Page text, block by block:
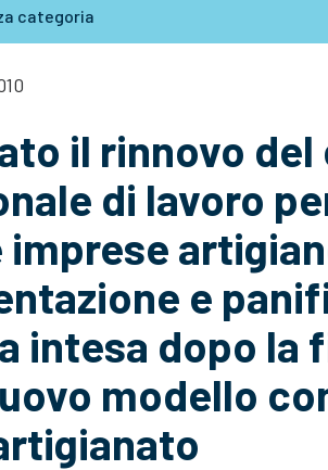
categoria
il rinnovo
di lavoro
imprese
e
intesa dopo la
modello